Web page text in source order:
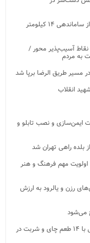
چالوس آماده جهشی تازه در مسیر توسعه/ از ساماندهی ۱۴ کیلومتر
نقاط آسیب‌پذیر محور /
به مردم
انقلاب
ایمن‌سازی و نصب تابلو و
توسعه باغ هنر و برگزاری رویدادهای ملی ۲ اولویت مهم فرهنگ و هنر
رزن و یالرود به ارزش
می‌شود
پذیرایی متفاوت و باشکوه از عزاداران حسینی با ۱۴ طعم چای و شربت در